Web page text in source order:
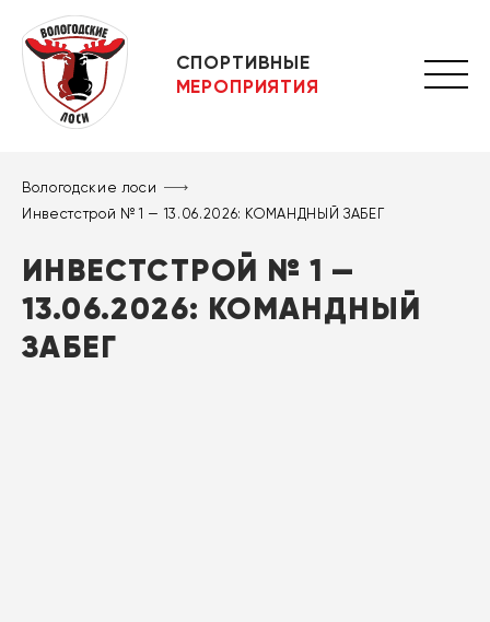
СПОРТИВНЫЕ
МЕРОПРИЯТИЯ
Вологодские лоси
Инвестстрой № 1 — 13.06.2026: КОМАНДНЫЙ ЗАБЕГ
ИНВЕСТСТРОЙ № 1 —
13.06.2026: КОМАНДНЫЙ
ЗАБЕГ